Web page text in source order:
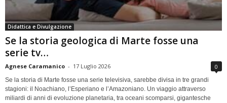
Didattica e Divulgazione
Se la storia geologica di Marte fosse una
serie tv…
Agnese Caramanico - 17 Luglio 2026 0
Se la storia di Marte fosse una serie televisiva, sarebbe divisa in tre grandi
stagioni: il Noachiano, l’Esperiano e l’Amazoniano. Un viaggio attraverso
miliardi di anni di evoluzione planetaria, tra oceani scomparsi, gigantesche